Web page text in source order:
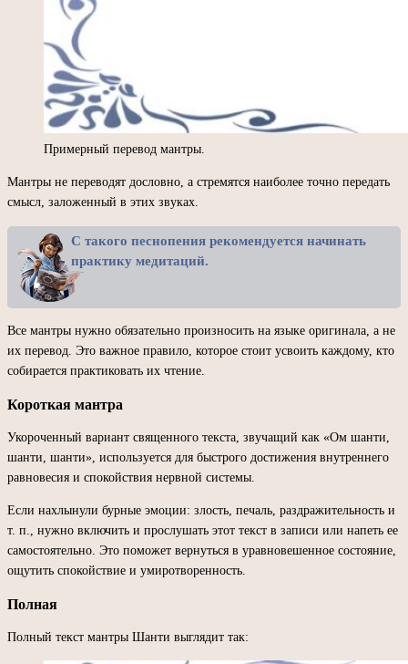
Примерный перевод мантры.
Мантры не переводят дословно, а стремятся наиболее точно передать
смысл, заложенный в этих звуках.
С такого песнопения рекомендуется начинать
практику медитаций.
Все мантры нужно обязательно произносить на языке оригинала, а не
их перевод. Это важное правило, которое стоит усвоить каждому, кто
собирается практиковать их чтение.
Короткая мантра
Укороченный вариант священного текста, звучащий как «Ом шанти,
шанти, шанти», используется для быстрого достижения внутреннего
равновесия и спокойствия нервной системы.
Если нахлынули бурные эмоции: злость, печаль, раздражительность и
т. п., нужно включить и прослушать этот текст в записи или напеть ее
самостоятельно. Это поможет вернуться в уравновешенное состояние,
ощутить спокойствие и умиротворенность.
Полная
Полный текст мантры Шанти выглядит так: